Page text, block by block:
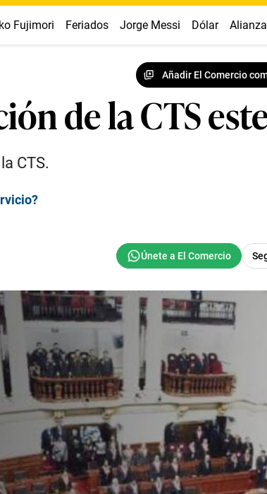
Fujimori Feriados Jorge Messi Dólar
Añadir El Comercio
de la CTS
CTS.